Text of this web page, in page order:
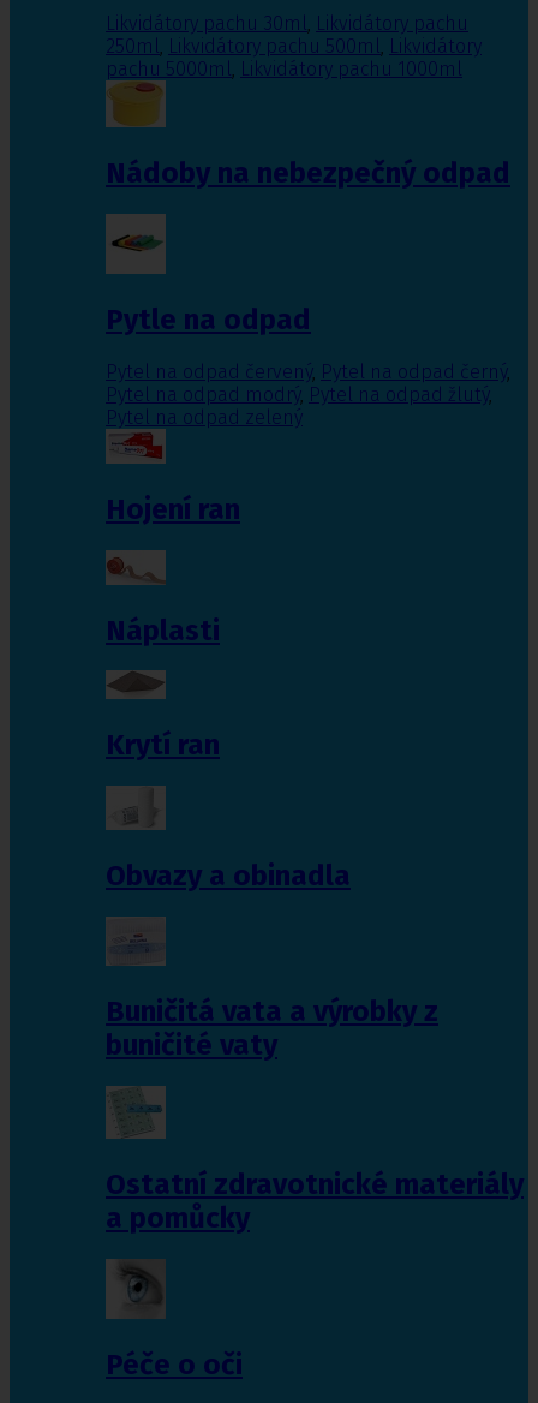
Likvidátory pachu 30ml, Likvidátory pachu
250ml, Likvidátory pachu 500ml, Likvidátory
pachu 5000ml, Likvidátory pachu 1000ml
Nádoby na nebezpečný odpad
Pytle na odpad
Pytel na odpad červený, Pytel na odpad černý,
Pytel na odpad modrý, Pytel na odpad žlutý,
Pytel na odpad zelený
Hojení ran
Náplasti
Krytí ran
Obvazy a obinadla
Buničitá vata a výrobky z
buničité vaty
Ostatní zdravotnické materiály
a pomůcky
Péče o oči